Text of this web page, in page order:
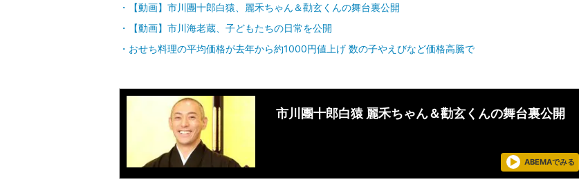
【動画】市川團十郎白猿、麗禾ちゃん＆勸玄くんの舞台裏公開
【動画】市川海老蔵、子どもたちの日常を公開
おせち料理の平均価格が去年から約1000円値上げ 数の子やえびなど価格高騰で
市川團十郎白猿 麗禾ちゃん＆勸玄くんの舞台裏公開
ABEMAでみる